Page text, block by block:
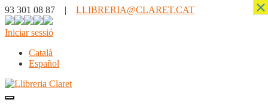
93 301 08 87 | LLIBRERIA@CLARET.CAT
Iniciar sessió
Català
Español
×